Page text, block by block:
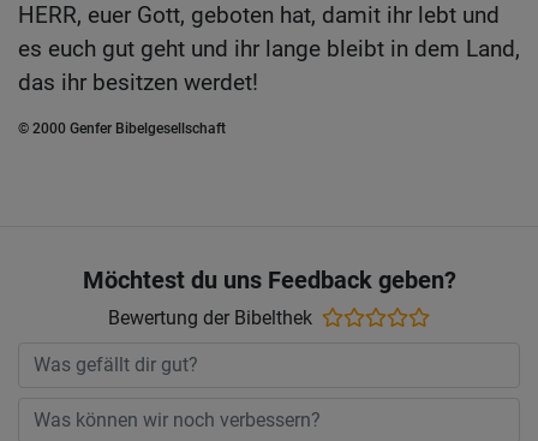
HERR, euer Gott, geboten hat, damit ihr lebt und
es euch gut geht und ihr lange bleibt in dem Land,
das ihr besitzen werdet!
© 2000 Genfer Bibelgesellschaft
Möchtest du uns Feedback geben?
Bewertung der Bibelthek